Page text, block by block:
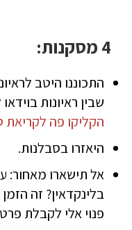
4 מסקנות:
התכוננו היטב
שבין ראיונות
הקליקו פה לקריאת
היאזרו בסבלנות.
אל תישארו מאחור:
בלינקדאין? זה
פנוי אלי לקבלת